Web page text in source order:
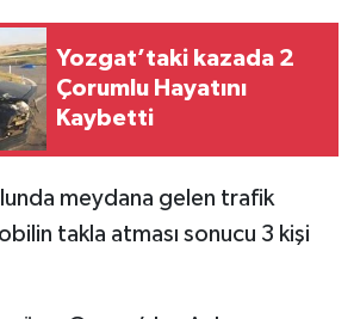
Yozgat’taki kazada 2
Çorumlu Hayatını
Kaybetti
meydana gelen trafik
takla atması sonucu 3 kişi